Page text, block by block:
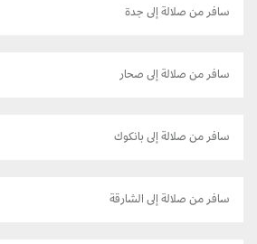
سافر من صلالة إلى جدة
سافر من صلالة إلى صحار
سافر من صلالة إلى بانكوك
سافر من صلالة إلى الشارقة